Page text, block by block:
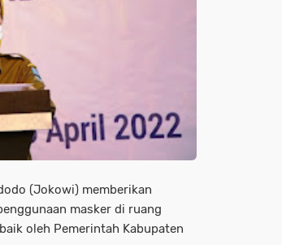
(Jokowi) memberikan
masker di ruang
oleh Pemerintah Kabupaten